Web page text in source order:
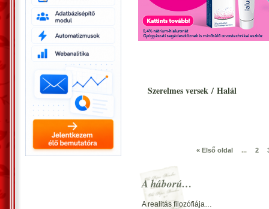
Szerelmes versek / Halál
« Első oldal ... 2
A háború…
A realitás filozófiája…